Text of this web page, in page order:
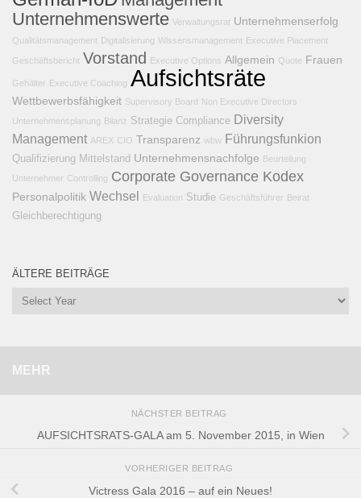
Unternehmenswerte Verwaltungsrat Unternehmenserfolg
Qualitätsmanagement Digitalisierung Wissensmanagement Executive Placement
Geschäftsbericht Vorstand Executive Options Allgemein Quote Frauen
Gehälter Executive Coaching Aufsichtsräte
Wettbewerbsfähigkeit Supervisory Board
Non Executive Directors
Unternehmensplanung Bilanz Strategie Compliance Diversity
Management AREX CIO Transparenz wbw Führungsfunkion
Qualifizierung Mittelstand Unternehmensnachfolge Beurteilung
Unternehmer Controlling Corporate Governance Kodex
Personalpolitik Wechsel Evaluation Studie Geschäftsführer Beirat
Gleichberechtigung
ÄLTERE BEITRÄGE
MEHR
NÄCHSTER BEITRAG
AUFSICHTSRATS-GALA am 5. November 2015, in Wien
VORHERIGER BEITRAG
Victress Gala 2016 – auf ein Neues!